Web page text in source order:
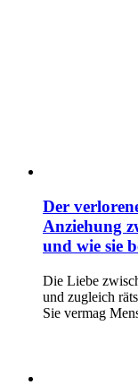
Der
Anziehung
und wie sie
Die Liebe
und zugleich
Sie vermag